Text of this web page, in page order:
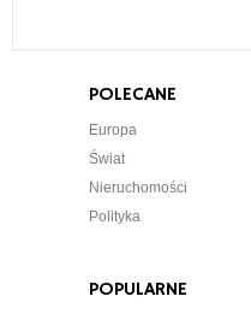
POLECANE
Europa
Świat
Nieruchomości
Polityka
POPULARNE